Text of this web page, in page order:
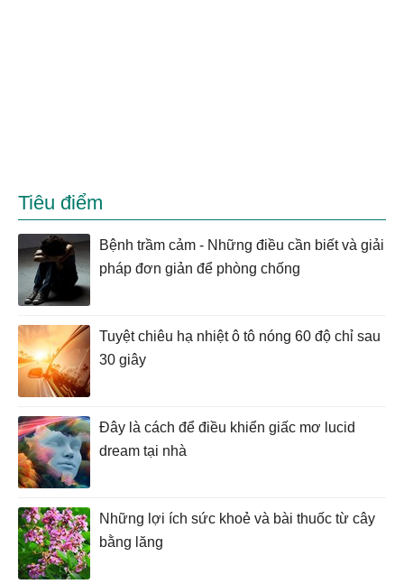
Tiêu điểm
Bệnh trầm cảm - Những điều cần biết và giải
pháp đơn giản để phòng chống
Tuyệt chiêu hạ nhiệt ô tô nóng 60 độ chỉ sau
30 giây
Đây là cách để điều khiển giấc mơ lucid
dream tại nhà
Những lợi ích sức khoẻ và bài thuốc từ cây
bằng lăng